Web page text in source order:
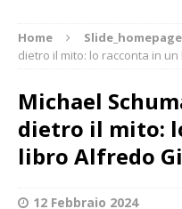
Home Slide_homepage
dietro il mito: lo racconta in
Michael
dietro il mito:
libro Alfredo
12 Febbraio 2024